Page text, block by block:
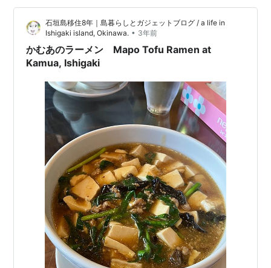
またこれボリュームがあって食べごたえがあります。
Sometimes I crave Japanese food, like sob…
石垣島移住8年｜島暮らしとガジェットブログ / a life in
Ishigaki island, Okinawa. • 3年前
かむあのラーメン Mapo Tofu Ramen at
Kamua, Ishigaki